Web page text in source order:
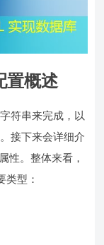
置概述
符串来完成，以
接下来会详细介
性。整体来看，
类型：